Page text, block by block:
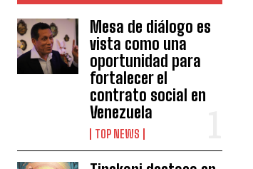
Mesa de diálogo es
vista como una
oportunidad para
fortalecer el
contrato social en
Venezuela
TOP NEWS